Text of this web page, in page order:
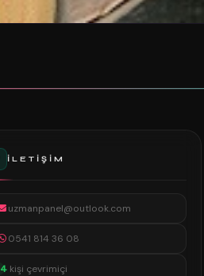
İLETIŞIM
uzmanpanel@outlook.com
0541 814 36 08
4 kişi çevrimiçi